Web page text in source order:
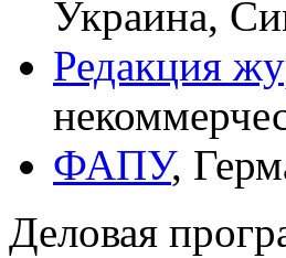
Украина,
Редакция
ФАПУ,
Деловая